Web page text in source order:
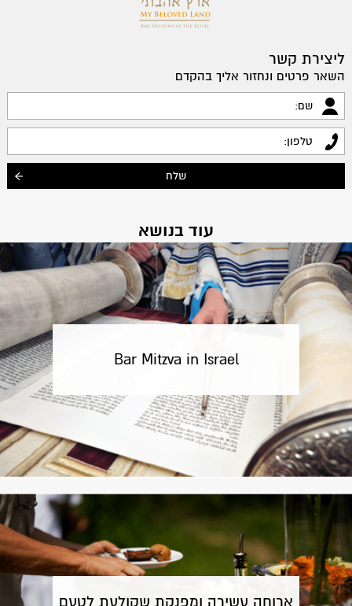
ליצירת קשר
השאר פרטים ונחזור אליך בהקדם
עוד בנושא
Bar Mitzva in Israel
ארוחה עשירה ומפנקת שקולעת לטעם